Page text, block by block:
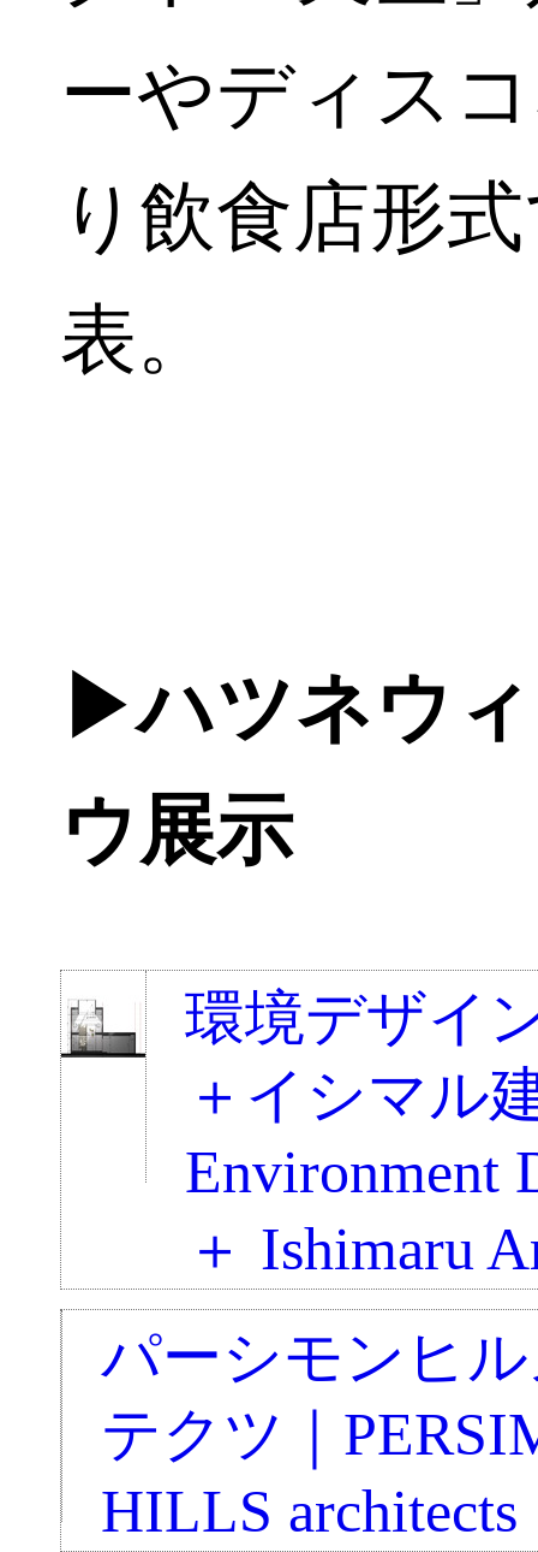
ーやディス
り飲食店形
表。
▶ハツネウ
ウ展示
環境デザイ
＋イシマル
Environment
＋ Ishimaru
パーシモンヒ
テクツ｜
HILLS architects